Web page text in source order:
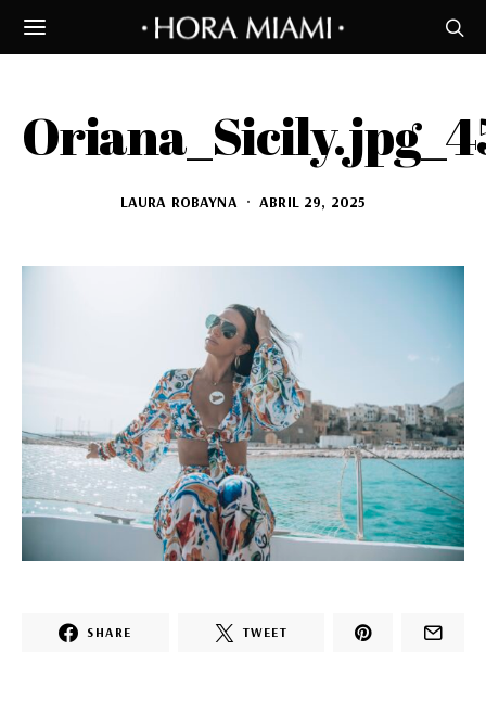
LAURA ROBAYNA ABRIL 29, 2025
SHARE TWEET